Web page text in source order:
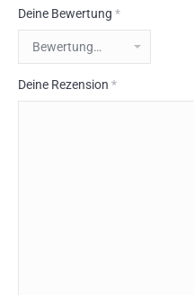
Deine Bewertung *
Deine Rezension *